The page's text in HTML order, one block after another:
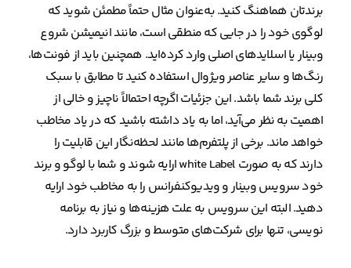
برندتان هماهنگ کنید. به‌عنوان مثال حتماً مطمئن شوید که
لوگوی خود را در جایی که منطقی است، مانند انیمیشن شروع
وبینار یا اسلایدهای اصلی وارد کرده‌اید. همچنین باید از فونت‌ها،
رنگ‌ها و سایر عناصر ویژوال استفاده کنید تا مطابق با سبک
کلی برند شما باشد. این جزئیات اگرچه احتمالاً ناچیز و خالی از
اهمیت به نظر می‌آید، اما به یاد داشته باشید که در یاد مخاطب
خواهد ماند. برخی از پلتفرم‌ها مانند لحظه‌نگار این قابلیت را
دارند که به صورت white Label ارایه شوند و شما با لوگو و برند
خود سرویس وبینار و ویدیوکنفرانس را به مخاطب خود ارایه
دهید. البته این سرویس به علت هزینه‌ها و نیاز به برنامه
نویسی، تنها برای شرکت‌های متوسط و بزرگ کاربرد دارد.